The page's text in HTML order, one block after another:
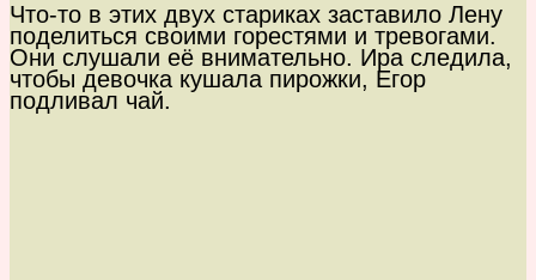
Что-то в этих двух стариках заставило Лену
поделиться своими горестями и тревогами.
Они слушали её внимательно. Ира следила,
чтобы девочка кушала пирожки, Егор
подливал чай.